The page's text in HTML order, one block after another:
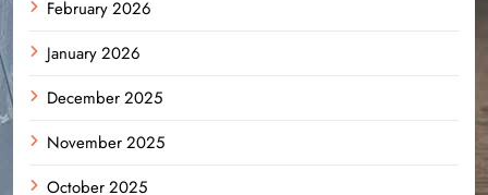
February 2026
January 2026
December 2025
November 2025
October 2025